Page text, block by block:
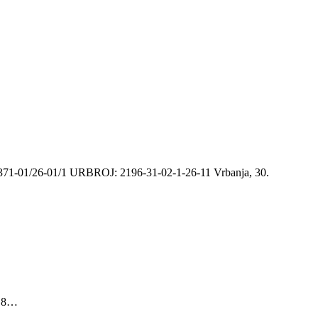
26-01/1 URBROJ: 2196-31-02-1-26-11 Vrbanja, 30.